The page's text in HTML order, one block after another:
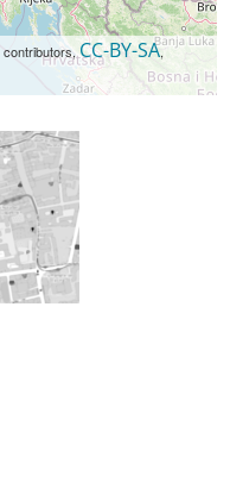
contributors,CC-BY-SA,